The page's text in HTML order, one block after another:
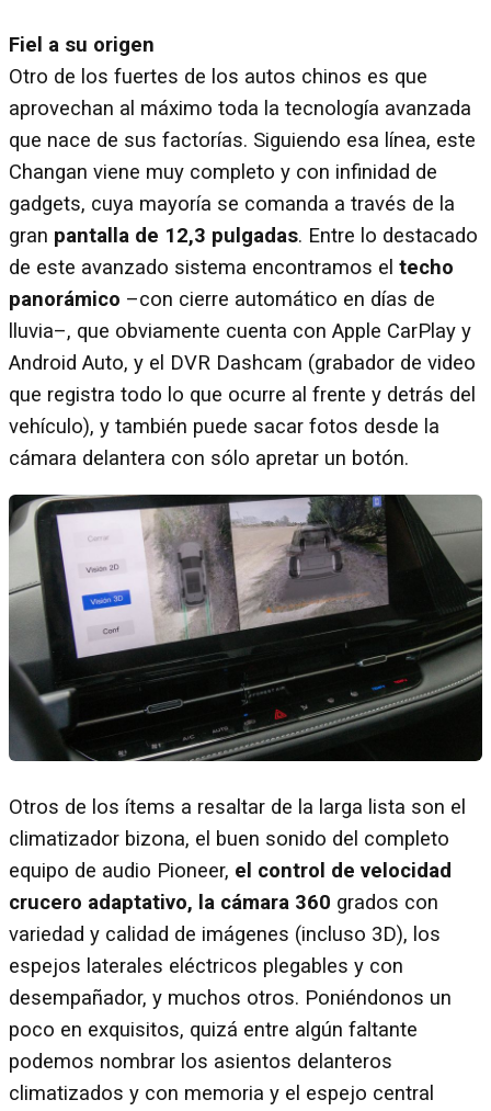
Fiel a su origen
Otro de los fuertes de los autos chinos es que
aprovechan al máximo toda la tecnología avanzada
que nace de sus factorías. Siguiendo esa línea, este
Changan viene muy completo y con infinidad de
gadgets, cuya mayoría se comanda a través de la
gran pantalla de 12,3 pulgadas. Entre lo destacado
de este avanzado sistema encontramos el techo
panorámico –con cierre automático en días de
lluvia–, que obviamente cuenta con Apple CarPlay y
Android Auto, y el DVR Dashcam (grabador de video
que registra todo lo que ocurre al frente y detrás del
vehículo), y también puede sacar fotos desde la
cámara delantera con sólo apretar un botón.
Otros de los ítems a resaltar de la larga lista son el
climatizador bizona, el buen sonido del completo
equipo de audio Pioneer, el control de velocidad
crucero adaptativo, la cámara 360 grados con
variedad y calidad de imágenes (incluso 3D), los
espejos laterales eléctricos plegables y con
desempañador, y muchos otros. Poniéndonos un
poco en exquisitos, quizá entre algún faltante
podemos nombrar los asientos delanteros
climatizados y con memoria y el espejo central